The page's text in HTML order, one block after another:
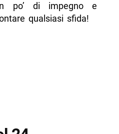
po’ di impegno e
qualsiasi sfida!